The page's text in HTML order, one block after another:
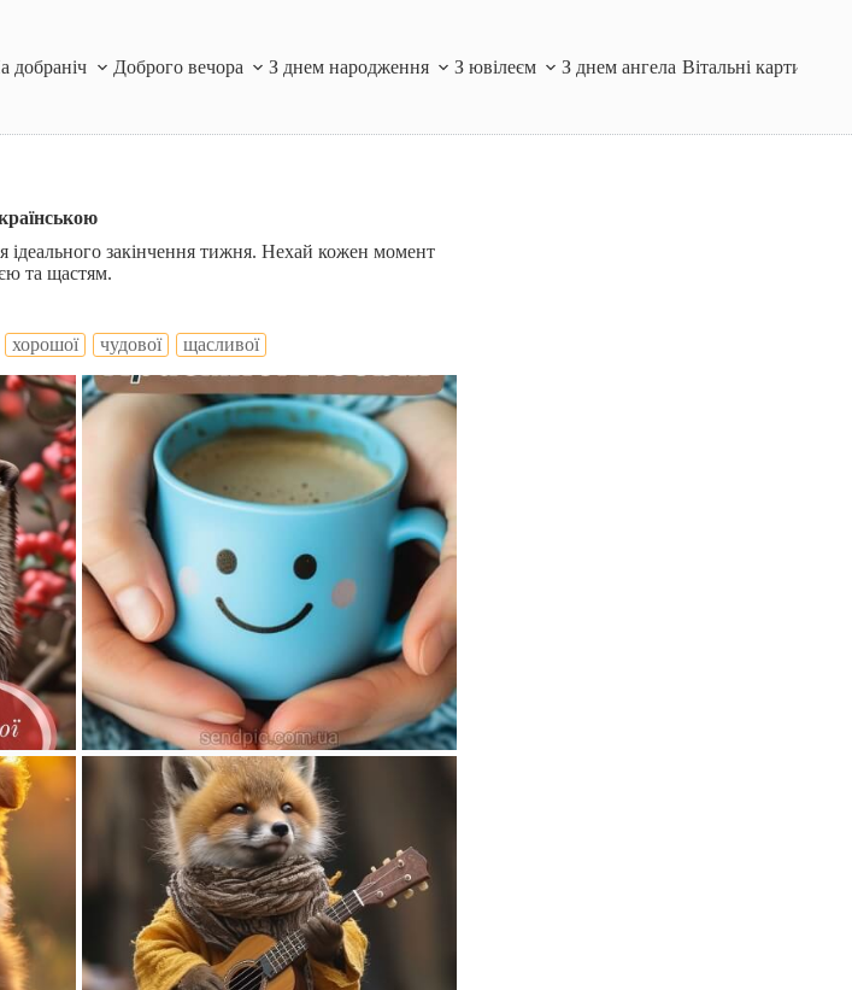
добраніч Доброго вечора З днем народження З ювілеєм З днем ангела Вітальні картинки і
ідеального закінчення тижня. Нехай кожен момент
та щастям.
хорошої чудової щасливої